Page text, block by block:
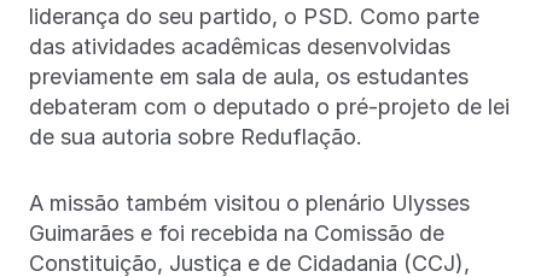
liderança do seu partido, o PSD. Como parte
das atividades acadêmicas desenvolvidas
previamente em sala de aula, os estudantes
debateram com o deputado o pré-projeto de lei
de sua autoria sobre Reduflação.
A missão também visitou o plenário Ulysses
Guimarães e foi recebida na Comissão de
Constituição, Justiça e de Cidadania (CCJ),